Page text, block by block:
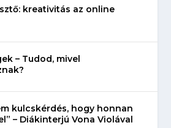
kreativitás az online
– Tudod, mivel
kulcskérdés, hogy honnan
– Diákinterjú Vona Violával